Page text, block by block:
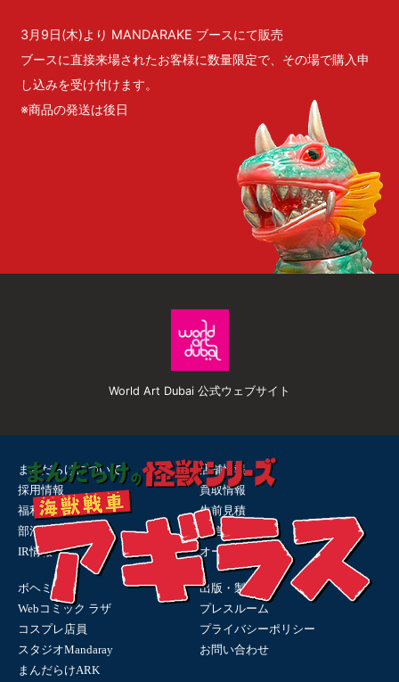
3月9日(木)より MANDARAKE ブースにて販売
ブースに直接来場されたお客様に数量限定で、その場で購入申
し込みを受け付けます。
※商品の発送は後日
World Art Dubai 公式ウェブサイト
まんだらけについて
採用情報
福利厚生
部活動
IR情報
店舗情報
買取情報
生前見積
通信販売
オークション
ボヘミア
Webコミック ラザ
コスプレ店員
スタジオMandaray
まんだらけARK
出版・製品
プレスルーム
プライバシーポリシー
お問い合わせ